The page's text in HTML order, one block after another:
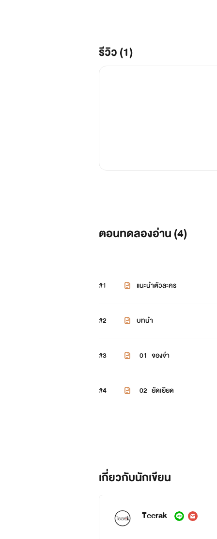
รีวิว (1)
ตอนทดลองอ่าน (4)
#1 แนะนำตัวละคร
#2 บทนำ
#3 -01- จองจำ
#4 -02- ยัดเยียด
เกี่ยวกับนักเขียน
Teerak